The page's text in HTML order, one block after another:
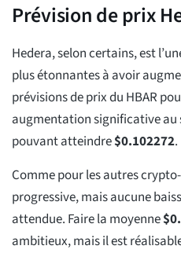
Prévision de prix
Hedera, selon certains, est
plus étonnantes à avoir
prévisions de prix du HBAR
augmentation significative au
pouvant atteindre$0.102272.
Comme pour les autres
progressive, mais aucune
attendue. Faire la moyenne$
ambitieux, mais il est